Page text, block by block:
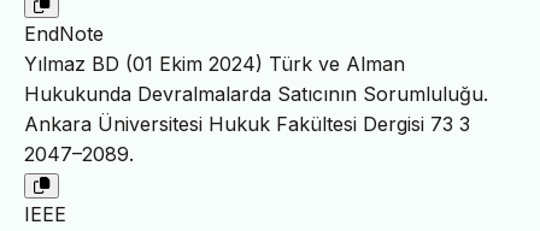
EndNote
Yılmaz BD (01 Ekim 2024) Türk ve Alman
Hukukunda Devralmalarda Satıcının Sorumluluğu.
Ankara Üniversitesi Hukuk Fakültesi Dergisi 73 3
2047–2089.
IEEE